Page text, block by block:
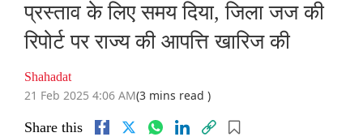
प्रस्ताव के लिए समय दिया, जिला जज की
रिपोर्ट पर राज्य की आपत्ति खारिज की
Shahadat
21 Feb 2025 4:06 AM(3 mins read )
Share this